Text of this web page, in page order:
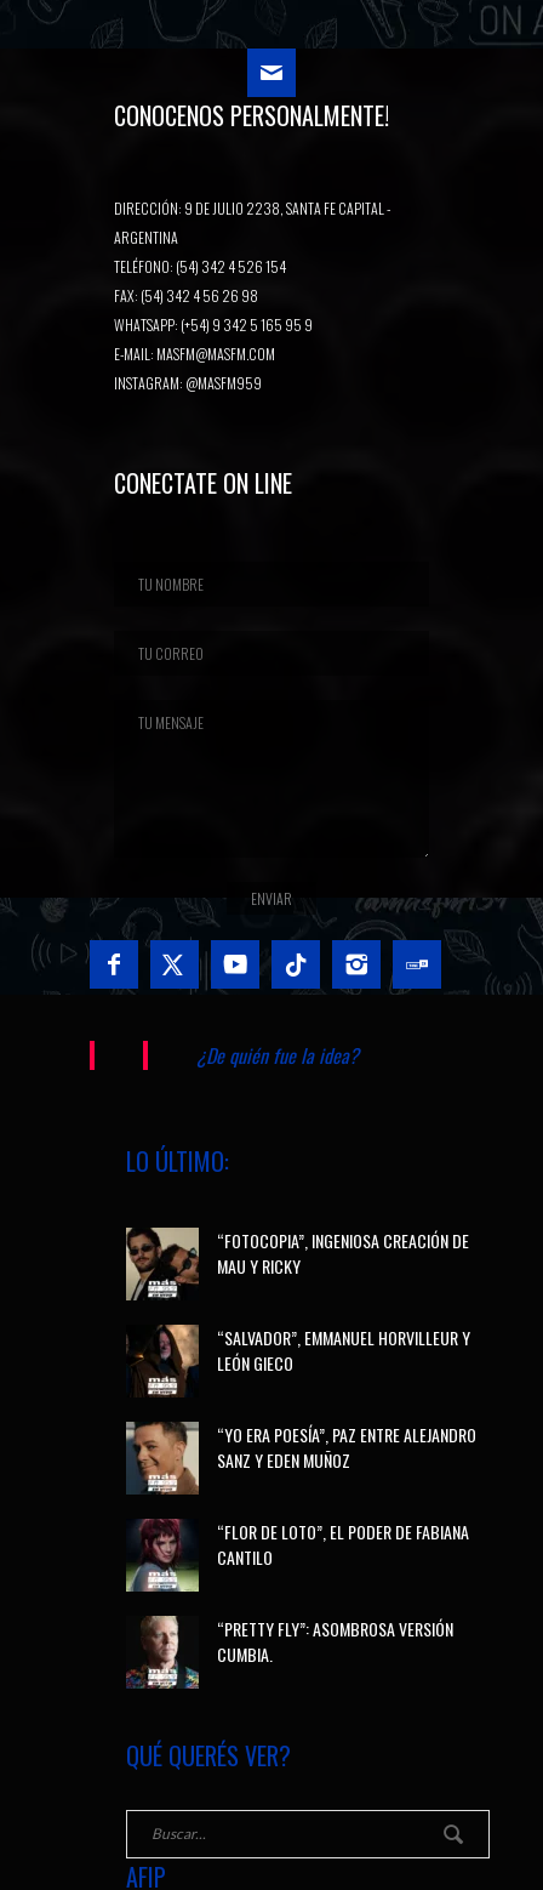
CONOCENOS PERSONALMENTE!
DIRECCIÓN: 9 DE JULIO 2238, SANTA FE CAPITAL -
ARGENTINA
TELÉFONO: (54) 342 4 526 154
FAX: (54) 342 4 56 26 98
WHATSAPP: (+54) 9 342 5 165 95 9
E-MAIL: MASFM@MASFM.COM
INSTAGRAM: @MASFM959
CONECTATE ON LINE
¿De quién fue la idea?
LO ÚLTIMO:
“FOTOCOPIA”, INGENIOSA CREACIÓN DE
MAU Y RICKY
“SALVADOR”, EMMANUEL HORVILLEUR Y
LEÓN GIECO
“YO ERA POESÍA”, PAZ ENTRE ALEJANDRO
SANZ Y EDEN MUÑOZ
“FLOR DE LOTO”, EL PODER DE FABIANA
CANTILO
“PRETTY FLY”: ASOMBROSA VERSIÓN
CUMBIA.
QUÉ QUERÉS VER?
AFIP